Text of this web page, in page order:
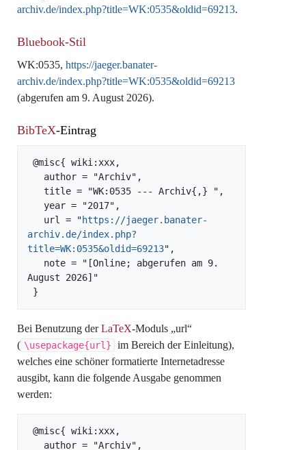
archiv.de/index.php?title=WK:0535&oldid=69213.
Bluebook-Stil
WK:0535, https://jaeger.banater-
archiv.de/index.php?title=WK:0535&oldid=69213
(abgerufen am 9. August 2026).
BibTeX-Eintrag
   url = "
https://jaeger.banater-
archiv.de/index.php?
title=WK:0535&oldid=69213",
August 2026]"
Bei Benutzung derLaTeX-Moduls „url“
( \usepackage{url}
im Bereich der Einleitung),
welches eine schöner formatierte Internetadresse
ausgibt, kann die folgende Ausgabe genommen
werden: